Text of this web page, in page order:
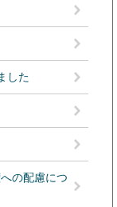
した
の配慮につ